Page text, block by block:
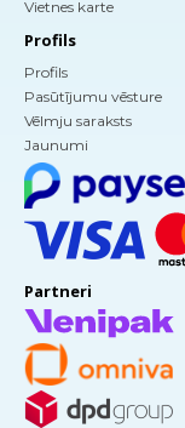
Vietnes karte
Profils
Profils
Pasūtījumu vēsture
Vēlmju saraksts
Jaunumi
Partneri